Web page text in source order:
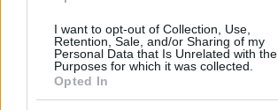
I want to opt-out of Collection, Use,
Retention, Sale, and/or Sharing of my
Personal Data that Is Unrelated with the
Purposes for which it was collected.
Opted In